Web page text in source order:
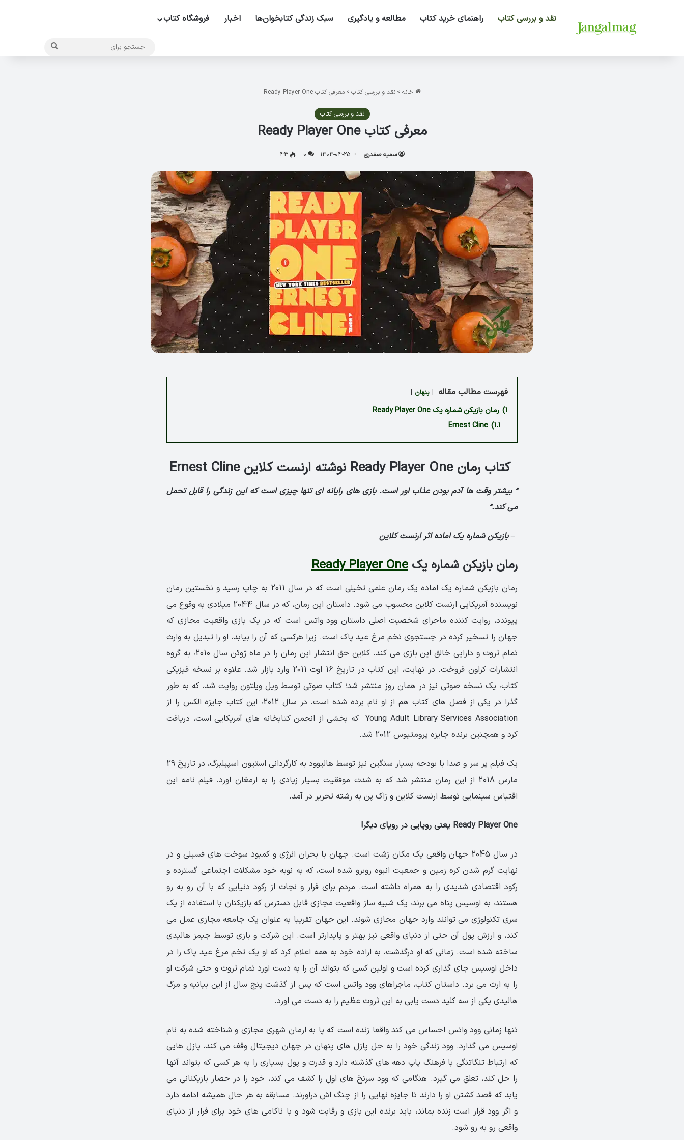
نقد و بررسی کتاب راهنمای خرید کتاب مطالعه و یادگیری سبک زندگی کتابخوان‌ها اخبار فروشگاه کتاب
جستجو
خانه > نقد و بررسی کتاب > معرفی کتاب Ready Player One
نقد و بررسی کتاب
معرفی کتاب Ready Player One
سمیه صفدری 1404-04-25
0
43
فهرست مطالب مقاله پنهان
1) رمان بازیکن شماره یک Ready Player One
1.1)
Ernest Cline
کتاب رمان Ready Player One نوشته ارنست کلاین Ernest Cline
” بیشتر وقت ها آدم بودن عذاب اور است. بازی های رایانه ای تنها چیزی است که این زندگی را قابل تحمل
می کند.”
– بازیکن شماره یک اماده اثر ارنست کلاین
رمان بازیکن شماره یک Ready Player One
رمان بازیکن شماره یک اماده یک رمان علمی تخیلی است که در سال 2011 به چاپ رسید و نخستین رمان
نویسنده آمریکایی ارنست کلاین محسوب می شود. داستان این رمان، که در سال 2044 میلادی به وقوع می
پیوندد، روایت کننده ماجرای شخصیت اصلی داستان وود واتس است که در یک بازی واقعیت مجازی که
جهان را تسخیر کرده در جستجوی تخم مرغ عید پاک است. زیرا هرکسی که آن را بیابد، او را تبدیل به وارث
تمام ثروت و دارایی خالق این بازی می کند. کلاین حق انتشار این رمان را در ماه ژوئن سال 2010، به گروه
انتشارات کراون فروخت. در نهایت، این کتاب در تاریخ 16 اوت 2011 وارد بازار شد. علاوه بر نسخه فیزیکی
کتاب، یک نسخه صوتی نیز در همان روز منتشر شد؛ کتاب صوتی توسط ویل ویلتون روایت شد، که به طور
گذرا در یکی از فصل های کتاب هم از او نام برده شده است. در سال 2012، این کتاب جایزه الکس را از
Young Adult Library Services Association که بخشی از انجمن کتابخانه های آمریکایی است، دریافت
کرد و همچنین برنده جایزه پرومتیوس 2012 شد.
یک فیلم پر سر و صدا با بودجه بسیار سنگین نیز توسط هالیوود به کارگردانی استیون اسپیلبرگ، در تاریخ 29
مارس 2018 از این رمان منتشر شد که به شدت موفقیت بسیار زیادی را به ارمغان اورد. فیلم نامه این
اقتباس سینمایی توسط ارنست کلاین و زاک پن به رشته تحریر در آمد.
Ready Player One یعنی رویایی در رویای دیگر!
در سال 2045 جهان واقعی یک مکان زشت است. جهان با بحران انرژی و کمبود سوخت های فسیلی و در
نهایت گرم شدن کره زمین و جمعیت انبوه روبرو شده است، که به نوبه خود مشکلات اجتماعی گسترده و
رکود اقتصادی شدیدی را به همراه داشته است. مردم برای فرار و نجات از رکود دنیایی که با آن رو به رو
هستند، به اوسیس پناه می برند، یک شبیه ساز واقعیت مجازی قابل دسترس که بازیکنان با استفاده از یک
سری تکنولوژی می توانند وارد جهان مجازی شوند. این جهان تقریبا به عنوان یک جامعه مجازی عمل می
کند، و ارزش پول آن حتی از دنیای واقعی نیز بهتر و پایدارتر است. این شرکت و بازی توسط جیمز هالیدی
ساخته شده است. زمانی که او درگذشت، به اراده خود به همه اعلام کرد که او یک تخم مرغ عید پاک را در
داخل اوسیس جای گذاری کرده است و اولین کسی که بتواند آن را به دست اورد تمام ثروت و حتی شرکت او
را به ارث می برد. داستان کتاب، ماجراهای وود واتس است که پس از گذشت پنج سال از این بیانیه و مرگ
هالیدی یکی از سه کلید دست یابی به این ثروت عظیم را به دست می اورد.
تنها زمانی وود واتس احساس می کند واقعا زنده است که پا به ارمان شهری مجازی و شناخته شده به نام
اوسیس می گذارد. وود زندگی خود را به حل پازل های پنهان در جهان دیجیتال وقف می­ کند، پازل هایی
که ارتباط تنگاتنگی با فرهنگ پاپ دهه های گذشته دارد و قدرت و پول بسیاری را به هر کسی که بتواند آنها
را حل کند، تعلق می گیرد. هنگامی که وود سرنخ های اول را کشف می کند، خود را در حصار بازیکنانی می
یابد که قصد کشتن او را دارند تا جایزه نهایی را از چنگ اش دراورند. مسابقه به هر حال همیشه ادامه دارد
و اگر وود قرار است زنده بماند، باید برنده این بازی و رقابت شود و با ناکامی های خود برای فرار از دنیای
واقعی رو به رو شود.